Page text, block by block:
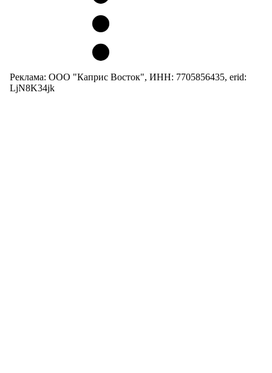
Реклама: ООО "Каприс Восток", ИНН: 7705856435, erid:
LjN8K34jk